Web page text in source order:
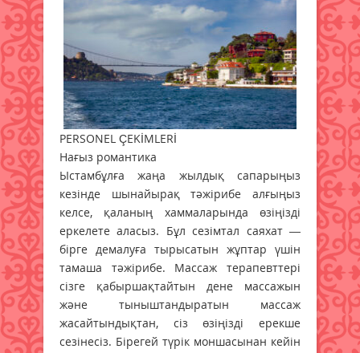
PERSONEL ÇEKİMLERİ
Нағыз романтика
Ыстамбұлға жаңа жылдық сапарыңыз
кезінде шынайырақ тәжірибе алғыңыз
келсе, қаланың хаммаларында өзіңізді
еркелете аласыз. Бұл сезімтал саяхат —
бірге демалуға тырысатын жұптар үшін
тамаша тәжірибе. Массаж терапевттері
сізге қабыршақтайтын дене массажын
және тыныштандыратын массаж
жасайтындықтан, сіз өзіңізді ерекше
сезінесіз. Бірегей түрік моншасынан кейін